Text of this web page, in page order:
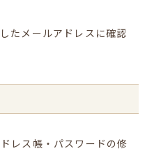
たメールアドレスに確認
レス帳・パスワードの修